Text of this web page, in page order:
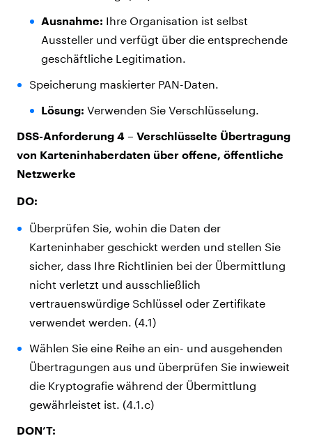
Ausnahme: Ihre Organisation ist selbst
Aussteller und verfügt über die entsprechende
geschäftliche Legitimation.
Speicherung maskierter PAN-Daten.
Lösung: Verwenden Sie Verschlüsselung.
DSS-Anforderung 4 – Verschlüsselte Übertragung
von Karteninhaberdaten über offene, öffentliche
Netzwerke
DO:
Überprüfen Sie, wohin die Daten der
Karteninhaber geschickt werden und stellen Sie
sicher, dass Ihre Richtlinien bei der Übermittlung
nicht verletzt und ausschließlich
vertrauenswürdige Schlüssel oder Zertifikate
verwendet werden. (4.1)
Wählen Sie eine Reihe an ein- und ausgehenden
Übertragungen aus und überprüfen Sie inwieweit
die Kryptografie während der Übermittlung
gewährleistet ist. (4.1.c)
DON’T: